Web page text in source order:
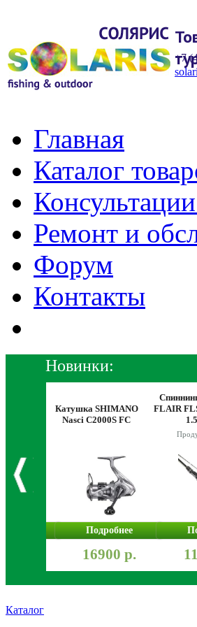
+7
Главная
Каталог
Ремонт и
Форум
Контакты
Новинки:
Катушка SHIMANO
Nasci C2000S FC
Подробнее
16900 р.
FLAIR
Каталог